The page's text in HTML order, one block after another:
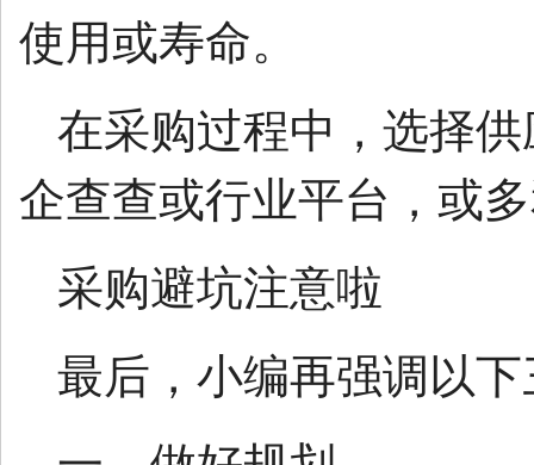
使用或寿命。
在采购过程中，选择
企查查或行业平台，或
采购避坑注意啦
最后，小编再强调以